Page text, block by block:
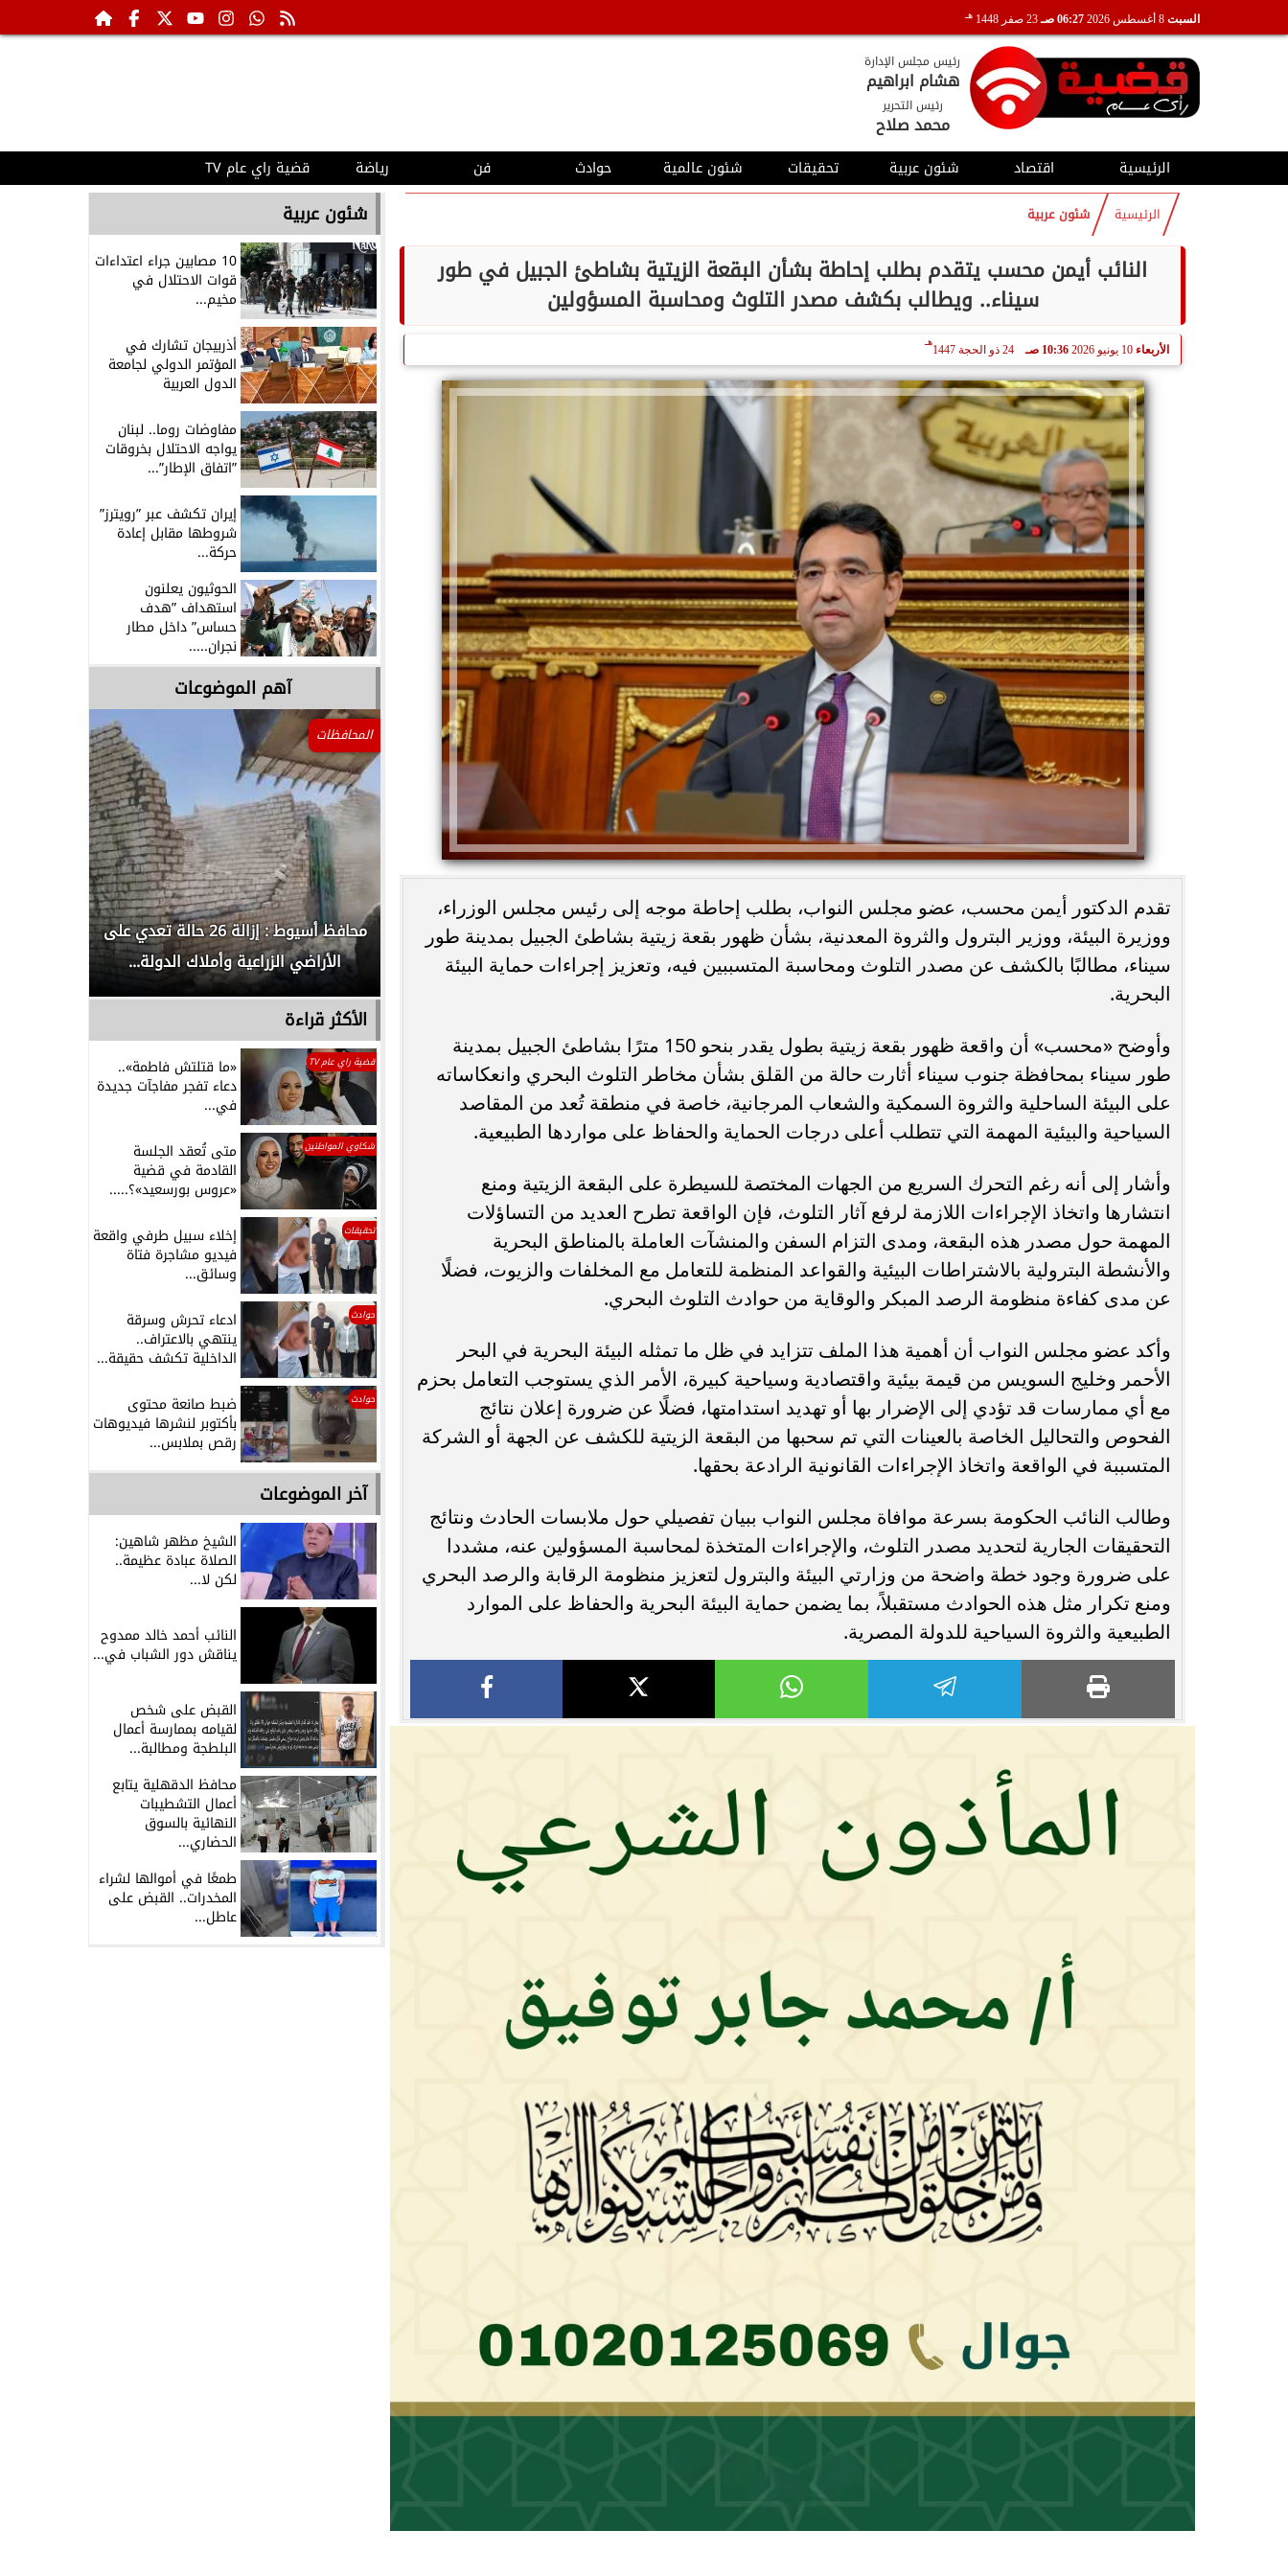
السبت 06:27 صـ 23 صفر 1448 هـ
رئيس مجلس الإدارة
هشام ابراهيم
رئيس التحرير
محمد صلاح
الرئيسية اقتصاد شئون عربية تحقيقات شئون عالمية حوادث فن رياضة قضية راي عام TV
الرئيسية شئون عربية
النائب أيمن محسب يتقدم بطلب إحاطة بشأن البقعة الزيتية بشاطئ الجبيل في طور
سيناء.. ويطالب بكشف مصدر التلوث ومحاسبة المسؤولين
الأربعاء 10 يونيو 2026 10:36 صـ 24 ذو الحجة 1447
هـ
تقدم الدكتور أيمن محسب، عضو مجلس النواب، بطلب إحاطة موجه إلى رئيس مجلس الوزراء،
ووزيرة البيئة، ووزير البترول والثروة المعدنية، بشأن ظهور بقعة زيتية بشاطئ الجبيل بمدينة طور
سيناء، مطالبًا بالكشف عن مصدر التلوث ومحاسبة المتسببين فيه، وتعزيز إجراءات حماية البيئة
البحرية.
وأوضح «محسب» أن واقعة ظهور بقعة زيتية بطول يقدر بنحو 150 مترًا بشاطئ الجبيل بمدينة
طور سيناء بمحافظة جنوب سيناء أثارت حالة من القلق بشأن مخاطر التلوث البحري وانعكاساته
على البيئة الساحلية والثروة السمكية والشعاب المرجانية، خاصة في منطقة تُعد من المقاصد
السياحية والبيئية المهمة التي تتطلب أعلى درجات الحماية والحفاظ على مواردها الطبيعية.
وأشار إلى أنه رغم التحرك السريع من الجهات المختصة للسيطرة على البقعة الزيتية ومنع
انتشارها واتخاذ الإجراءات اللازمة لرفع آثار التلوث، فإن الواقعة تطرح العديد من التساؤلات
المهمة حول مصدر هذه البقعة، ومدى التزام السفن والمنشآت العاملة بالمناطق البحرية
والأنشطة البترولية بالاشتراطات البيئية والقواعد المنظمة للتعامل مع المخلفات والزيوت، فضلًا
عن مدى كفاءة منظومة الرصد المبكر والوقاية من حوادث التلوث البحري.
وأكد عضو مجلس النواب أن أهمية هذا الملف تتزايد في ظل ما تمثله البيئة البحرية في البحر
الأحمر وخليج السويس من قيمة بيئية واقتصادية وسياحية كبيرة، الأمر الذي يستوجب التعامل بحزم
مع أي ممارسات قد تؤدي إلى الإضرار بها أو تهديد استدامتها، فضلًا عن ضرورة إعلان نتائج
الفحوص والتحاليل الخاصة بالعينات التي تم سحبها من البقعة الزيتية للكشف عن الجهة أو الشركة
المتسببة في الواقعة واتخاذ الإجراءات القانونية الرادعة بحقها.
وطالب النائب الحكومة بسرعة موافاة مجلس النواب ببيان تفصيلي حول ملابسات الحادث ونتائج
التحقيقات الجارية لتحديد مصدر التلوث، والإجراءات المتخذة لمحاسبة المسؤولين عنه، مشددا
على ضرورة وجود خطة واضحة من وزارتي البيئة والبترول لتعزيز منظومة الرقابة والرصد البحري
ومنع تكرار مثل هذه الحوادث مستقبلاً، بما يضمن حماية البيئة البحرية والحفاظ على الموارد
الطبيعية والثروة السياحية للدولة المصرية.
شئون عربية
10 مصابين جراء اعتداءات
قوات الاحتلال في
مخيم...
أذربيجان تشارك في
المؤتمر الدولي لجامعة
الدول العربية
مفاوضات روما.. لبنان
يواجه الاحتلال بخروقات
”اتفاق الإطار”...
إيران تكشف عبر ”رويترز”
شروطها مقابل إعادة
حركة...
الحوثيون يعلنون
استهداف ”هدف
حساس” داخل مطار
نجران.....
آهم الموضوعات
محافظ أسيوط : حملات مكثفة لرفع
الإشغالات بحي شرق لإعادة الانضباط
وتحقيق...
رحلت في أثناء أداء رسالتها.. وفاة ممرضة
بمستشفى بني عبيد والأهالي ينعونها
محافظ القاهرة يعتمد جدول إمتحانات الدور
الثاني للعام الدراسي ٢٠٢٥...
المحافظات
محافظ أسيوط : إزالة 26 حالة تعدي على
الأراضي الزراعية وأملاك الدولة...
الأكثر قراءة
قضية راي عام TV «ما قتلتش فاطمة»..
دعاء تفجر مفاجآت جديدة
في...
شكاوي المواطنين متى تُعقد الجلسة
القادمة في قضية
«عروس بورسعيد»؟.....
تحقيقات إخلاء سبيل طرفي واقعة
فيديو مشاجرة فتاة
وسائق...
حوادث ادعاء تحرش وسرقة
ينتهي بالاعتراف..
الداخلية تكشف حقيقة...
حوادث ضبط صانعة محتوى
بأكتوبر لنشرها فيديوهات
رقص بملابس...
آخر الموضوعات
الشيخ مظهر شاهين:
الصلاة عبادة عظيمة..
لكن لا...
النائب أحمد خالد ممدوح
يناقش دور الشباب في...
القبض على شخص
لقيامه بممارسة أعمال
البلطجة ومطالبة...
محافظ الدقهلية يتابع
أعمال التشطيبات
النهائية بالسوق
الحضاري...
طمعًا في أموالها لشراء
المخدرات.. القبض على
عاطل...